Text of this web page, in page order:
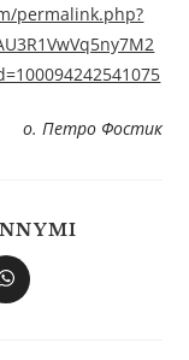
permalink.php?
о. Петро Фостик